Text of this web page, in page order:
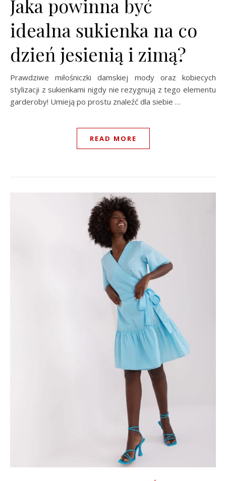
Jaka powinna być
idealna sukienka na co
dzień jesienią i zimą?
Prawdziwe miłośniczki damskiej mody oraz kobiecych
stylizacji z sukienkami nigdy nie rezygnują z tego elementu
garderoby! Umieją po prostu znaleźć dla siebie …
READ MORE